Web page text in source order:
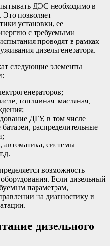
ДЭС необходимо в
Это позволяет
установки, ее
с требуемыми
проводят в рамках
дизельгенератора.
следующие элементы
топливная, масляная,
ДГУ, в том числе
распределительные
автоматика, системы
возможность
Если дизельный
параметрам,
на диагностику и
дизельного